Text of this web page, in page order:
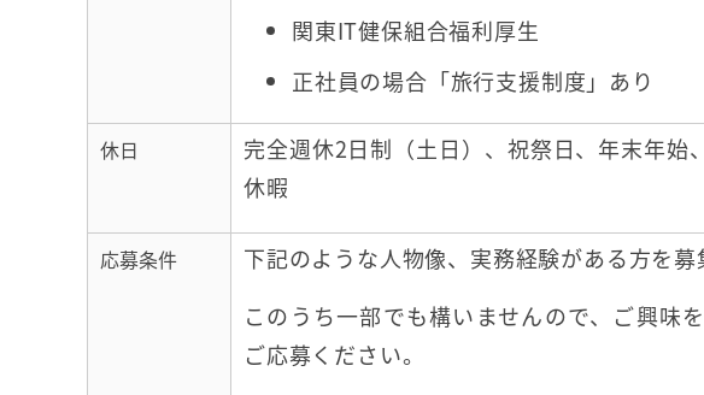
関東IT健保組合福利厚生
正社員の場合「旅行支援制度」あり
休日
完全週休2日制（土日）、祝祭日、年末年
休暇
応募条件
下記のような人物像、実務経験がある方を募
このうち一部でも構いませんので、ご興味
ご応募ください。